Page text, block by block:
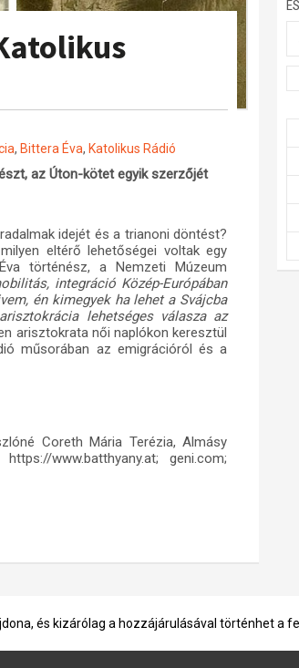
, Bittera Éva, Katolikus Rádió
az Úton-kötet egyik szerzőjét
idejét és a trianoni döntést?
eltérő lehetőségei voltak egy
történész, a Nemzeti Múzeum
integráció Közép-Európában
én kimegyek ha lehet a Svájcba
lehetséges válasza az
arisztokrata női naplókon keresztül
műsorában az emigrációról és a
Coreth Mária Terézia, Almásy
www.batthyany.at; geni.com;
és kizárólag a hozzájárulásával történhet a